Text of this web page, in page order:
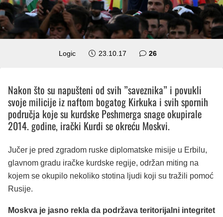
Logic 23.10.17 26komentara
Nakon što su napušteni od svih ”saveznika” i povukli
svoje milicije iz naftom bogatog Kirkuka i svih spornih
područja koje su kurdske Peshmerga snage okupirale
2014. godine, irački Kurdi se okreću Moskvi.
Jučer je pred zgradom ruske diplomatske misije u Erbilu,
glavnom gradu iračke kurdske regije, održan miting na
kojem se okupilo nekoliko stotina ljudi koji su tražili pomoć
Rusije.
Moskva je jasno rekla da podržava teritorijalni integritet